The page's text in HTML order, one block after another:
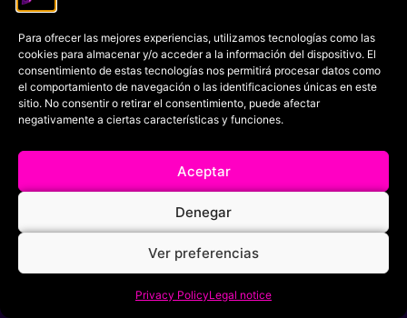
Para ofrecer las mejores experiencias, utilizamos tecnologías como las
cookies para almacenar y/o acceder a la información del dispositivo. El
consentimiento de estas tecnologías nos permitirá procesar datos como
el comportamiento de navegación o las identificaciones únicas en este
sitio. No consentir o retirar el consentimiento, puede afectar
negativamente a ciertas características y funciones.
Aceptar
Denegar
Ver preferencias
Privacy PolicyLegal notice